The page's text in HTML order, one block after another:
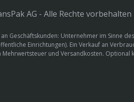
AG - Alle Rechte vorbehalten
Geschäftskunden: Unternehmer im Sinne
Einrichtungen). Ein Verkauf an
Mehrwertsteuer und Versandkosten.